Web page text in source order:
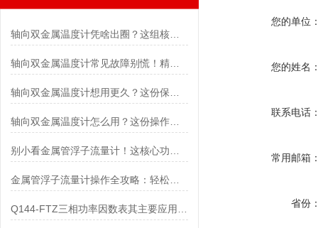
轴向双金属温度计凭啥出圈？这组核心特点给出了答案
轴向双金属温度计常见故障别慌！精准定位，轻松搞定难题
轴向双金属温度计怎么用？这份操作指南，新手也能快速拿捏！
金属管浮子流量计操作全攻略：轻松拿捏，精准掌控每一步！
您的单位
您的姓名
联系电话
常用邮箱
省份